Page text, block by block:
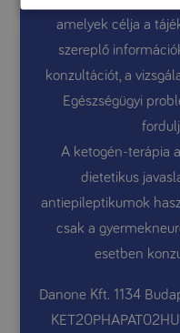
amelyek célja a
szereplő
konzultációt, a
Egészségügyi
A ketogén-terápia
dietetikus
antiepileptikumok
csak a
esetben
Danone Kft. 1134